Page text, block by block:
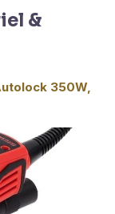
&
350W,